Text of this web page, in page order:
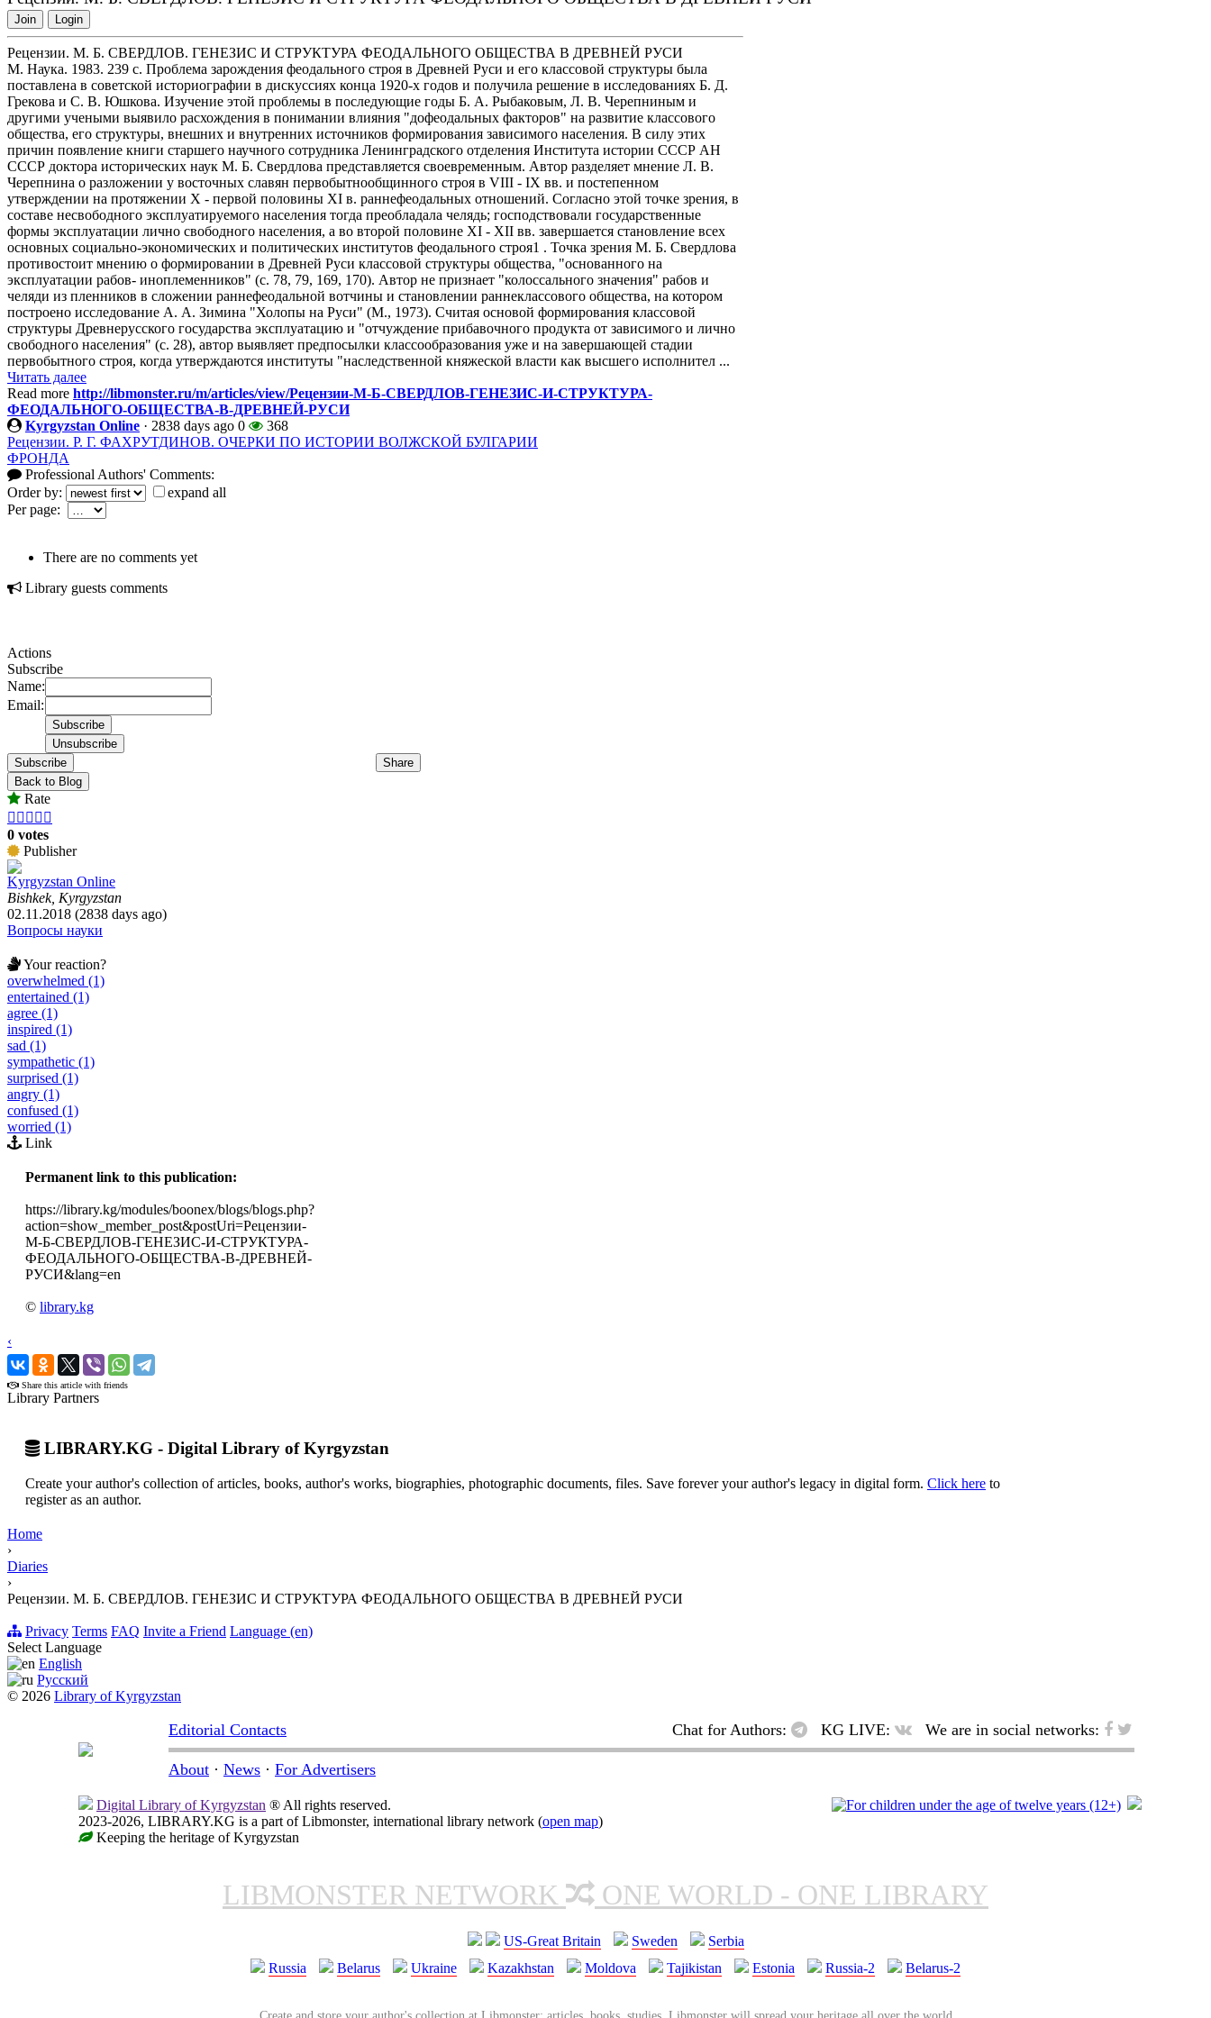
Join Login
Рецензии. М. Б. СВЕРДЛОВ. ГЕНЕЗИС И СТРУКТУРА ФЕОДАЛЬНОГО ОБЩЕСТВА В ДРЕВНЕЙ РУСИ
М. Наука. 1983. 239 с. Проблема зарождения феодального строя в Древней Руси и его классовой структуры была
поставлена в советской историографии в дискуссиях конца 1920-х годов и получила решение в исследованиях Б. Д.
Грекова и С. В. Юшкова. Изучение этой проблемы в последующие годы Б. А. Рыбаковым, Л. В. Черепниным и
другими учеными выявило расхождения в понимании влияния "дофеодальных факторов" на развитие классового
общества, его структуры, внешних и внутренних источников формирования зависимого населения. В силу этих
причин появление книги старшего научного сотрудника Ленинградского отделения Института истории СССР АН
СССР доктора исторических наук М. Б. Свердлова представляется своевременным. Автор разделяет мнение Л. В.
Черепнина о разложении у восточных славян первобытнообщинного строя в VIII - IX вв. и постепенном
утверждении на протяжении X - первой половины XI в. раннефеодальных отношений. Согласно этой точке зрения, в
составе несвободного эксплуатируемого населения тогда преобладала челядь; господствовали государственные
формы эксплуатации лично свободного населения, а во второй половине XI - XII вв. завершается становление всех
основных социально-экономических и политических институтов феодального строя1 . Точка зрения М. Б. Свердлова
противостоит мнению о формировании в Древней Руси классовой структуры общества, "основанного на
эксплуатации рабов- иноплеменников" (с. 78, 79, 169, 170). Автор не признает "колоссального значения" рабов и
челяди из пленников в сложении раннефеодальной вотчины и становлении раннеклассового общества, на котором
построено исследование А. А. Зимина "Холопы на Руси" (М., 1973). Считая основой формирования классовой
структуры Древнерусского государства эксплуатацию и "отчуждение прибавочного продукта от зависимого и лично
свободного населения" (с. 28), автор выявляет предпосылки классообразования уже и на завершающей стадии
первобытного строя, когда утверждаются институты "наследственной княжеской власти как высшего исполнител ...
Читать далее
Read more http://libmonster.ru/m/articles/view/Рецензии-М-Б-СВЕРДЛОВ-ГЕНЕЗИС-И-СТРУКТУРА-
ФЕОДАЛЬНОГО-ОБЩЕСТВА-В-ДРЕВНЕЙ-РУСИ
Kyrgyzstan Online · 2838 days ago 0
368
Рецензии. Р. Г. ФАХРУТДИНОВ. ОЧЕРКИ ПО ИСТОРИИ ВОЛЖСКОЙ БУЛГАРИИ
ФРОНДА
Professional Authors' Comments:
Order by:
expand all
Per page:
There are no comments yet
Library guests comments
Actions
Subscribe
Name:
Email:
Subscribe
Share
Back to Blog
Rate
    
0 votes
Publisher
Kyrgyzstan Online
Bishkek, Kyrgyzstan
02.11.2018 (2838 days ago)
Вопросы науки
Your reaction?
overwhelmed (1)
entertained (1)
agree (1)
inspired (1)
sad (1)
sympathetic (1)
surprised (1)
angry (1)
confused (1)
worried (1)
Link
Permanent link to this publication:
https://library.kg/modules/boonex/blogs/blogs.php?
action=show_member_post&postUri=Рецензии-
М-Б-СВЕРДЛОВ-ГЕНЕЗИС-И-СТРУКТУРА-
ФЕОДАЛЬНОГО-ОБЩЕСТВА-В-ДРЕВНЕЙ-
РУСИ&lang=en
© library.kg
‹
›
Share this article with friends
Library Partners
LIBRARY.KG - Digital Library of Kyrgyzstan
Create your author's collection of articles, books, author's works, biographies, photographic documents, files. Save forever your author's legacy in digital form. Click here to
register as an author.
Home
›
Diaries
›
Рецензии. М. Б. СВЕРДЛОВ. ГЕНЕЗИС И СТРУКТУРА ФЕОДАЛЬНОГО ОБЩЕСТВА В ДРЕВНЕЙ РУСИ
Privacy Terms FAQ Invite a Friend Language (en)
Select Language
English
Русский
© 2026 Library of Kyrgyzstan
Editorial Contacts Chat for Authors: KG LIVE: We are in social networks:
About · News · For Advertisers
Digital Library of Kyrgyzstan ® All rights reserved.
2023-2026, LIBRARY.KG is a part of Libmonster, international library network (open map)
Keeping the heritage of Kyrgyzstan
LIBMONSTER NETWORK ONE WORLD - ONE LIBRARY
US-Great Britain Sweden
Serbia
Russia
Belarus Ukraine Kazakhstan Moldova Tajikistan Estonia Russia-2 Belarus-2